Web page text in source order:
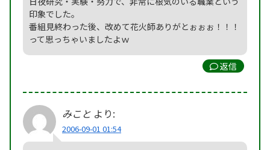
印象でした。
番組見終わった後、改めて花火師ありがとぉぉぉ！！！
って思っちゃいましたよｗ
返信
みこと より:
2006-09-01 01:54